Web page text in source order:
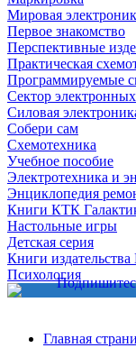
Мировая
Первое знакомство
Перспективные
Практическая
Программируемые
Сектор
Силовая
Собери сам
Схемотехника
Учебное пособие
Электротехника и
Энциклопедия
Книги КТК
Настольные игры
Детская серия
Книги издательства
Психология
Главная